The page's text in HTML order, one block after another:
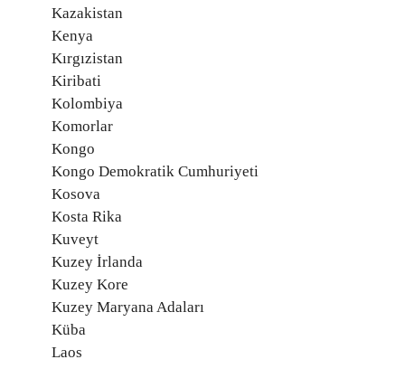
Kazakistan
Kenya
Kırgızistan
Kiribati
Kolombiya
Komorlar
Kongo
Kongo Demokratik Cumhuriyeti
Kosova
Kosta Rika
Kuveyt
Kuzey İrlanda
Kuzey Kore
Kuzey Maryana Adaları
Küba
Laos